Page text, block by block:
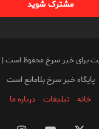
برای خبر سرخ محفوظ است |
پایگاه خبر سرخ بلامانع است
خانه
تبلیغات درباره ما